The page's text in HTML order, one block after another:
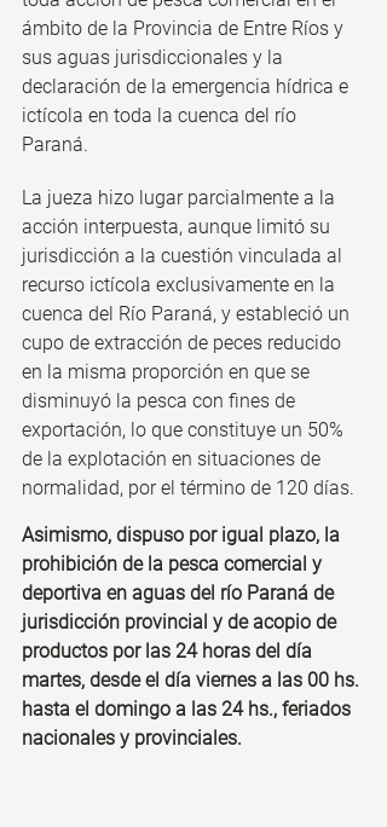
ámbito de la Provincia de Entre Ríos y
sus aguas jurisdiccionales y la
declaración de la emergencia hídrica e
ictícola en toda la cuenca del río
Paraná.
La jueza hizo lugar parcialmente a la
acción interpuesta, aunque limitó su
jurisdicción a la cuestión vinculada al
recurso ictícola exclusivamente en la
cuenca del Río Paraná, y estableció un
cupo de extracción de peces reducido
en la misma proporción en que se
disminuyó la pesca con fines de
exportación, lo que constituye un 50%
de la explotación en situaciones de
normalidad, por el término de 120 días.
Asimismo, dispuso por igual plazo, la
prohibición de la pesca comercial y
deportiva en aguas del río Paraná de
jurisdicción provincial y de acopio de
productos por las 24 horas del día
martes, desde el día viernes a las 00 hs.
hasta el domingo a las 24 hs., feriados
nacionales y provinciales.